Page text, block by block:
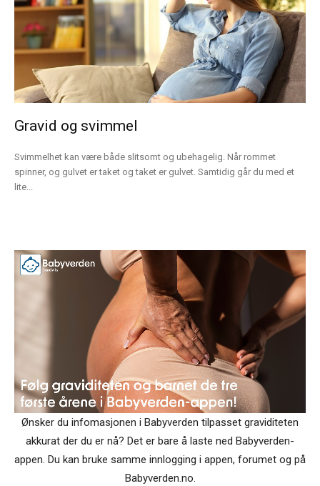
Gravid og svimmel
Svimmelhet kan være både slitsomt og ubehagelig. Når rommet
spinner, og gulvet er taket og taket er gulvet. Samtidig går du med et
lite...
Ønsker du infomasjonen i Babyverden tilpasset graviditeten
akkurat der du er nå? Det er bare å laste ned Babyverden-
appen. Du kan bruke samme innlogging i appen, forumet og på
Babyverden.no.